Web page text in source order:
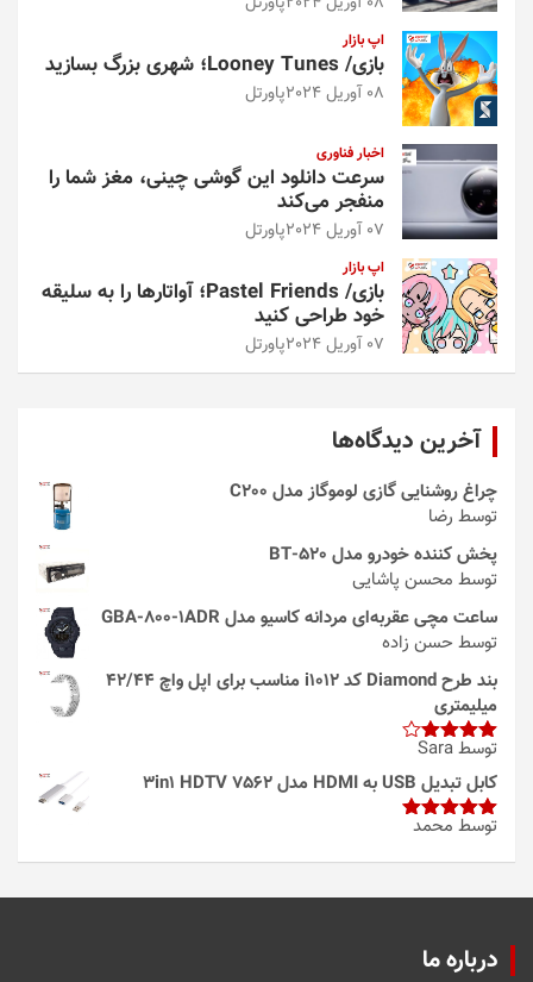
اپ بازار
بازی/ Looney Tunes؛ شهری بزرگ بسازید
08 آوریل 2024 پاورتل
اخبار فناوری
سرعت دانلود این گوشی چینی، مغز شما را
منفجر می‌کند
07 آوریل 2024 پاورتل
اپ بازار
بازی/ Pastel Friends؛ آواتارها را به سلیقه
خود طراحی کنید
07 آوریل 2024 پاورتل
آخرین دیدگاه‌ها
چراغ روشنایی گازی لوموگاز مدل C200
توسط رضا
پخش کننده خودرو مدل 520-BT
توسط محسن پاشایی
ساعت مچی عقربه‌ای مردانه کاسیو مدل GBA-800-1ADR
توسط حسن زاده
بند طرح Diamond کد i1012 مناسب برای اپل واچ 42/44
میلیمتری
امتیاز4
از 5
توسط Sara
کابل تبدیل USB به HDMI مدل 3in1 HDTV 7562
امتیاز5از
توسط محمد
درباره ما